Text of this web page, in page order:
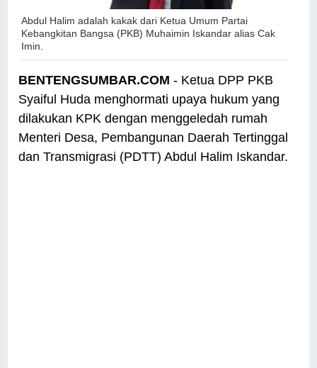
Abdul Halim adalah kakak dari Ketua Umum Partai
Kebangkitan Bangsa (PKB) Muhaimin Iskandar alias Cak
Imin.
BENTENGSUMBAR.COM - Ketua DPP PKB
Syaiful Huda menghormati upaya hukum yang
dilakukan KPK dengan menggeledah rumah
Menteri Desa, Pembangunan Daerah Tertinggal
dan Transmigrasi (PDTT) Abdul Halim Iskandar.